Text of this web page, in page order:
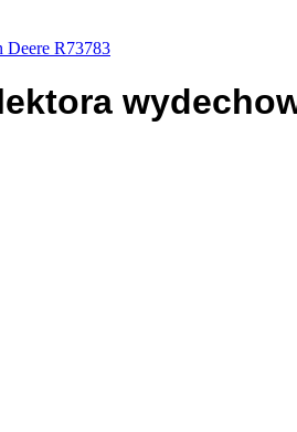
Deere R73783